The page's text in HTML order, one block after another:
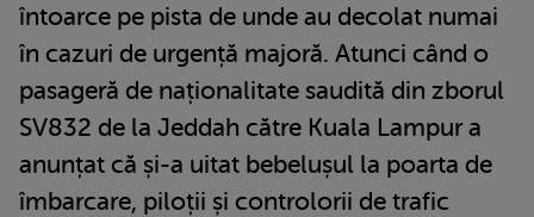
întoarce pe pista de unde au decolat numai
în cazuri de urgență majoră. Atunci când o
pasageră de naționalitate saudită din zborul
SV832 de la Jeddah către Kuala Lampur a
anunțat că și-a uitat bebelușul la poarta de
îmbarcare, piloții și controlorii de trafic